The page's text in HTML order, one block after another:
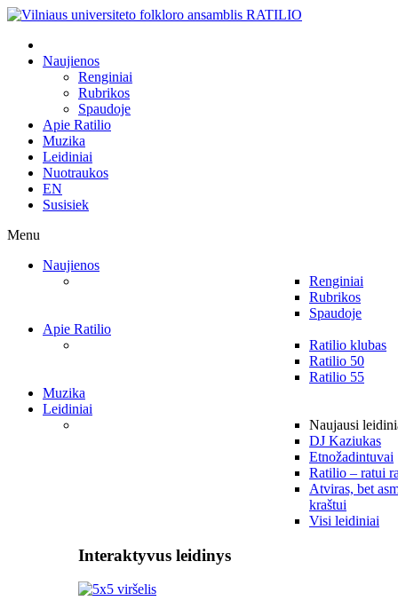
Naujienos
Renginiai
Rubrikos
Spaudoje
Apie Ratilio
Muzika
Leidiniai
Nuotraukos
EN
Susisiek
Menu
Naujienos
Renginiai
Rubrikos
Spaudoje
Apie Ratilio
Ratilio klubas
Ratilio 50
Ratilio 55
Muzika
Leidiniai
Naujausi
DJ Kaziukas
Etnožadintuvai
Ratilio – ratui
Atviras, bet
kraštui
Visi leidiniai
Interaktyvus leidinys